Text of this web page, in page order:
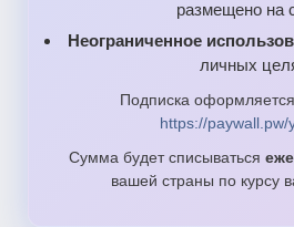
размещено на
Неограниченное
личных
Подписка
https://paywall.pw/
Сумма будет списываться
вашей страны по курсу